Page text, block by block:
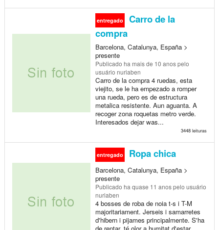
entregado
Carro de la
compra
Barcelona, Catalunya, España >
presente
Publicado ha mais de 10 anospelo
usuário nuriaben
Carro de la compra 4 ruedas, esta
viejito, se le ha empezado a romper
una rueda, pero es de estructura
metalica resistente. Aun aguanta. A
recoger zona roquetas metro verde.
Interesados dejar was...
3448 leituras
entregado Ropa chica
Barcelona, Catalunya, España >
presente
Publicado ha quase 11 anospelo usuário
nuriaben
4 bosses de roba de noia t-s i T-M
majoritariament. Jerseis i samarretes
d'hibern i pijames principalmente. S'ha
de rentar, té olor a humitat d'estar